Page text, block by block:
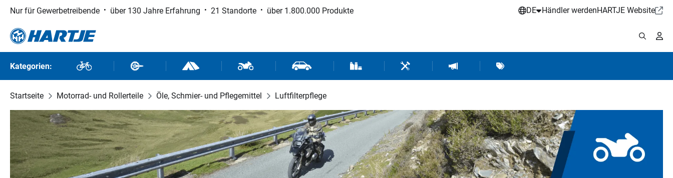
Hauptinhalt springen
Zur Suche springen
Zur Hauptnavigation springen
Nur für Gewerbetreibende über 130 Jahre Erfahrung 21 Standorte über 1.800.000 Produkte DE Händler werdenHARTJE Website
Kategorien: Fahrräder Fahrradteile Outdoor und SportMotorrad- und RollerteileFahrzeugteile und ZubehörVerbrauchsmaterial / Werkstattbedarf
Werkzeuge / Werkstattausrüstung
Hartje MarketingMarken
Startseite Motorrad- und Rollerteile Öle, Schmier- und Pflegemittel Luftfilterpflege